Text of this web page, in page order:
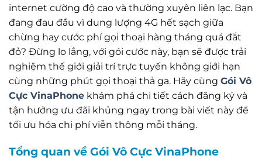
internet cường độ cao và thường xuyên liên lạc. Bạn
đang đau đầu vì dung lượng 4G hết sạch giữa
chừng hay cước phí gọi thoại hàng tháng quá đắt
đỏ? Đừng lo lắng, với gói cước này, bạn sẽ được trải
nghiệm thế giới giải trí trực tuyến không giới hạn
cùng những phút gọi thoại thả ga. Hãy cùng Gói Vô
Cực VinaPhone khám phá chi tiết cách đăng ký và
tận hưởng ưu đãi khủng ngay trong bài viết này để
tối ưu hóa chi phí viễn thông mỗi tháng.
Tổng quan về Gói Vô Cực VinaPhone